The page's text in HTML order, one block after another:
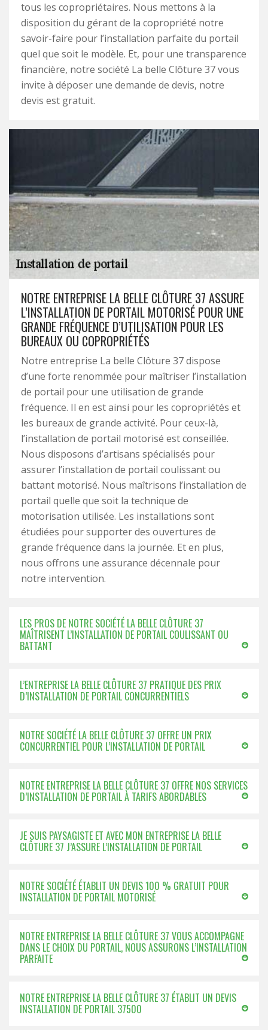
tous les copropriétaires. Nous mettons à la
disposition du gérant de la copropriété notre
savoir-faire pour l’installation parfaite du portail
quel que soit le modèle. Et, pour une transparence
financière, notre société La belle Clôture 37 vous
invite à déposer une demande de devis, notre
devis est gratuit.
NOTRE ENTREPRISE LA BELLE CLÔTURE 37 ASSURE
L’INSTALLATION DE PORTAIL MOTORISÉ POUR UNE
GRANDE FRÉQUENCE D’UTILISATION POUR LES
BUREAUX OU COPROPRIÉTÉS
Notre entreprise La belle Clôture 37 dispose
d’une forte renommée pour maîtriser l’installation
de portail pour une utilisation de grande
fréquence. Il en est ainsi pour les copropriétés et
les bureaux de grande activité. Pour ceux-là,
l’installation de portail motorisé est conseillée.
Nous disposons d’artisans spécialisés pour
assurer l’installation de portail coulissant ou
battant motorisé. Nous maîtrisons l’installation de
portail quelle que soit la technique de
motorisation utilisée. Les installations sont
étudiées pour supporter des ouvertures de
grande fréquence dans la journée. Et en plus,
nous offrons une assurance décennale pour
notre intervention.
LES PROS DE NOTRE SOCIÉTÉ LA BELLE CLÔTURE 37
MAÎTRISENT L’INSTALLATION DE PORTAIL COULISSANT OU
BATTANT
L’ENTREPRISE LA BELLE CLÔTURE 37 PRATIQUE DES PRIX
D’INSTALLATION DE PORTAIL CONCURRENTIELS
NOTRE SOCIÉTÉ LA BELLE CLÔTURE 37 OFFRE UN PRIX
CONCURRENTIEL POUR L’INSTALLATION DE PORTAIL
NOTRE ENTREPRISE LA BELLE CLÔTURE 37 OFFRE NOS SERVICES
D’INSTALLATION DE PORTAIL À TARIFS ABORDABLES
JE SUIS PAYSAGISTE ET AVEC MON ENTREPRISE LA BELLE
CLÔTURE 37 J’ASSURE L’INSTALLATION DE PORTAIL
NOTRE SOCIÉTÉ ÉTABLIT UN DEVIS 100 % GRATUIT POUR
INSTALLATION DE PORTAIL MOTORISÉ
NOTRE ENTREPRISE LA BELLE CLÔTURE 37 VOUS ACCOMPAGNE
DANS LE CHOIX DU PORTAIL, NOUS ASSURONS L’INSTALLATION
PARFAITE
NOTRE ENTREPRISE LA BELLE CLÔTURE 37 ÉTABLIT UN DEVIS
INSTALLATION DE PORTAIL 37500